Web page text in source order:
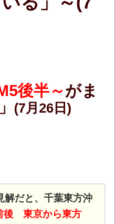
後半～がま
(7月26日)
解だと、千葉東方沖
後 東京から東方